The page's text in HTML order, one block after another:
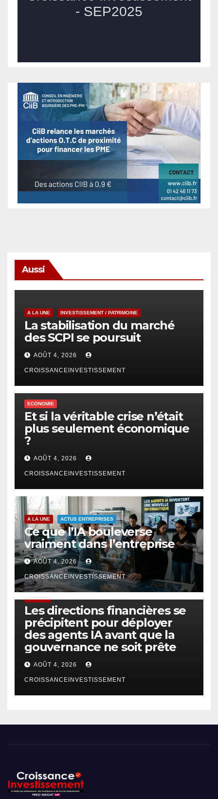
Aussi
A LA UNE INVESTISSEMENT / PATRIMOINE
La stabilisation du marché
des SCPI se poursuit
AOÛT 4, 2026
CROISSANCEINVESTISSEMENT
ECONOMIE
Et si la véritable crise n’était
plus seulement économique
?
AOÛT 4, 2026
CROISSANCEINVESTISSEMENT
A LA UNE ACTUS ENTREPRISES
Ce que l’IA bouleverse
vraiment dans l’entreprise
AOÛT 4, 2026
CROISSANCEINVESTISSEMENT
Les directions financières se
précipitent pour déployer
des agents IA avant que la
gouvernance ne soit prête
AOÛT 4, 2026
CROISSANCEINVESTISSEMENT